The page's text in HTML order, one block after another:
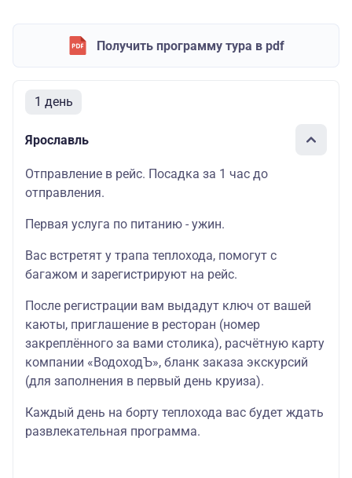
Получить программу тура в pdf
1 день
Ярославль
Отправление в рейс. Посадка за 1 час до
отправления.
Первая услуга по питанию - ужин.
Вас встретят у трапа теплохода, помогут с
багажом и зарегистрируют на рейс.
После регистрации вам выдадут ключ от вашей
каюты, приглашение в ресторан (номер
закреплённого за вами столика), расчётную карту
компании «ВодоходЪ», бланк заказа экскурсий
(для заполнения в первый день круиза).
Каждый день на борту теплохода вас будет ждать
развлекательная программа.